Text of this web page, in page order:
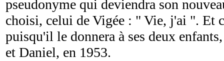
pseudonyme qui deviendra son
choisi, celui de Vigée : " Vie, j'ai ". Et
puisqu'il le donnera à ses deux
et Daniel, en 1953.